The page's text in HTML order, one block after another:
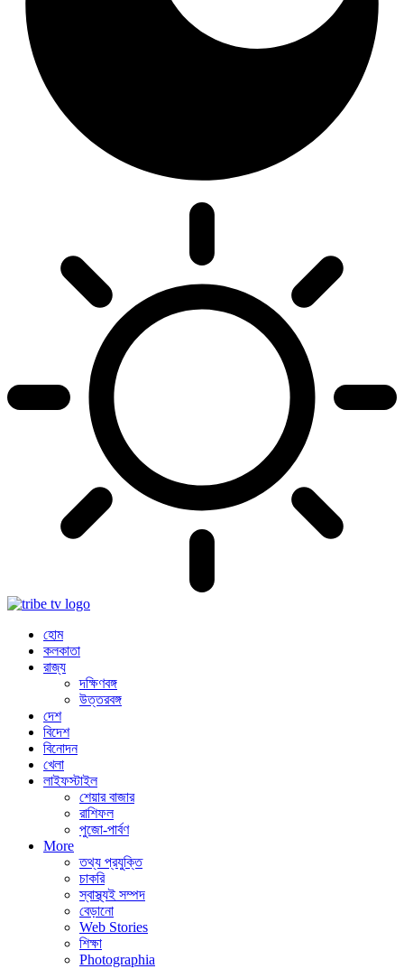
হোম
কলকাতা
রাজ্য
দক্ষিণবঙ্গ
উত্তরবঙ্গ
দেশ
বিদেশ
বিনোদন
খেলা
লাইফস্টাইল
শেয়ার বাজার
রাশিফল
পুজো-পার্বণ
More
তথ্য প্রযুক্তি
চাকরি
স্বাস্থ্যই সম্পদ
বেড়ানো
Web Stories
শিক্ষা
Photographia